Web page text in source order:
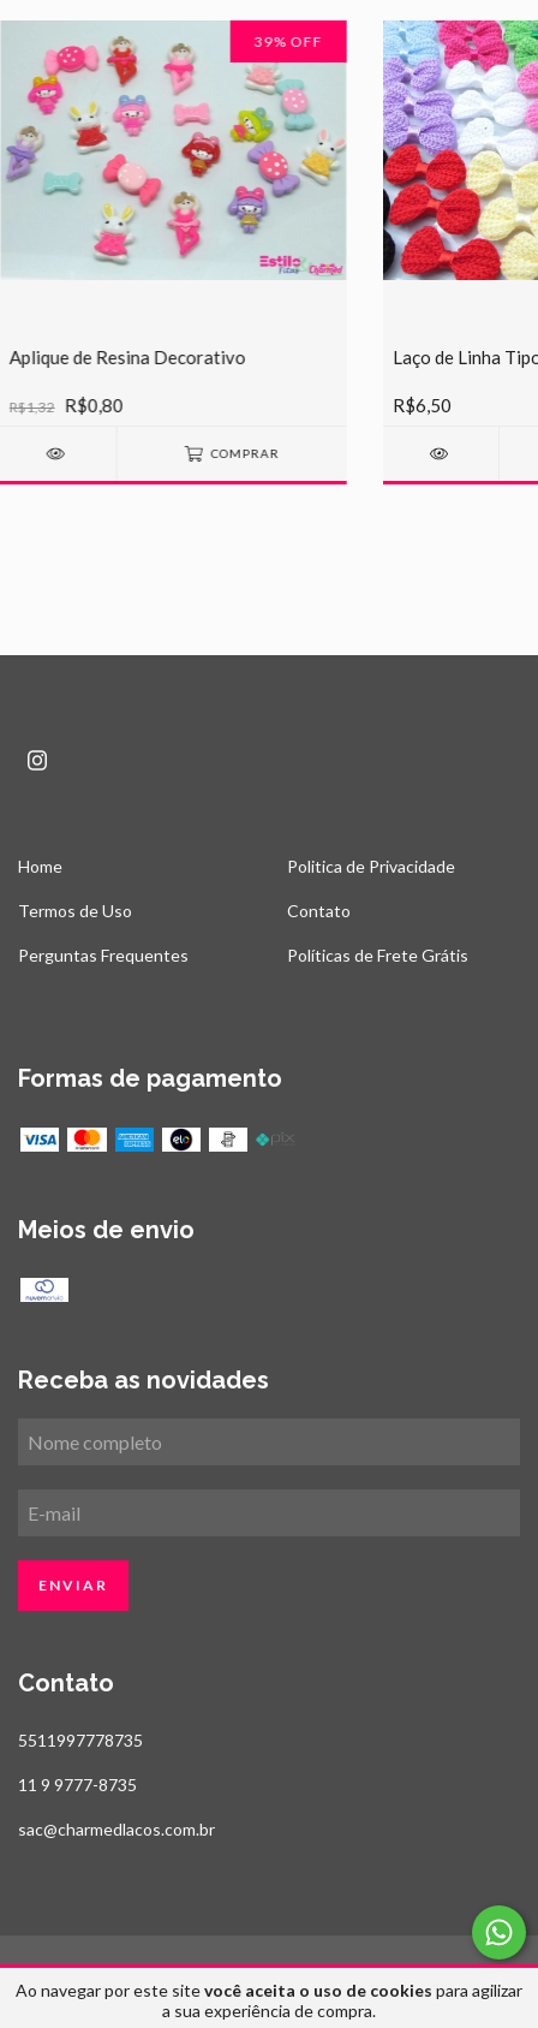
Ao navegar por este sitevocê aceita o uso de cookies para agilizar
a sua experiência de compra.
39% OFF
Aplique de Resina Decorativo
R$1,32 R$0,80
COMPRAR
Laço de Linha
R$6,50
Home Politica de Privacidade
Termos de Uso Contato
Perguntas Frequentes Políticas de Frete Grátis
Formas de pagamento
Meios de envio
Receba as novidades
Contato
5511997778735
11 9 9777-8735
sac@charmedlacos.com.br
Copyright Estilo Fitas & Charmed Laços - 2026. Todos os direitos reservados.